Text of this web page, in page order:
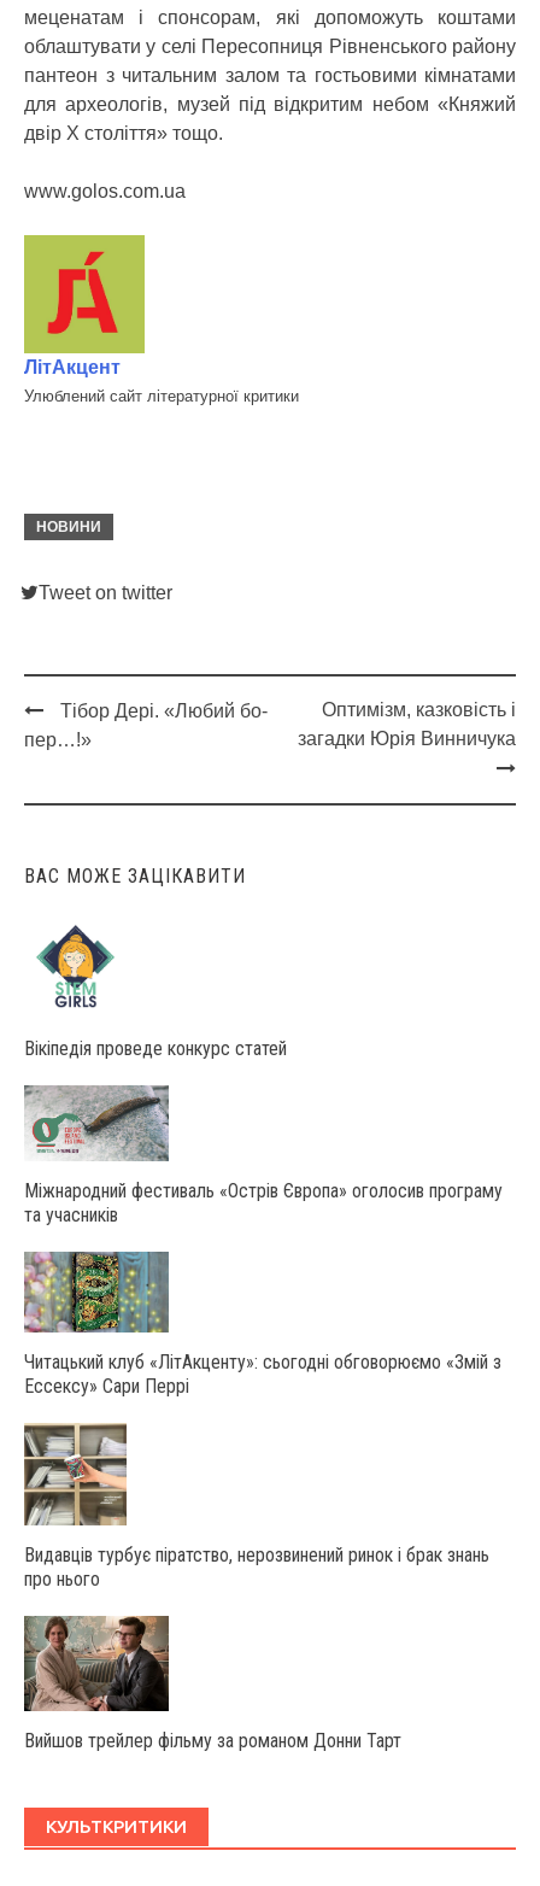
меценатам і спонсорам, які допоможуть коштами
облаштувати у селі Пересопниця Рівненського району
пантеон з читальним залом та гостьовими кімнатами
для археологів, музей під відкритим небом «Княжий
двір Х століття» тощо.
www.golos.com.ua
ЛітАкцент
Улюблений сайт літературної критики
НОВИНИ
Tweet on twitter
Post
Тібор Дері. «Любий бо-
пер…!»
Оптимізм, казковість і
загадки Юрія Винничука
ВАС МОЖЕ ЗАЦІКАВИТИ
Вікіпедія проведе конкурс статей
Міжнародний фестиваль «Острів Європа» оголосив програму
та учасників
Читацький клуб «ЛітАкценту»: сьогодні обговорюємо «Змій з
Ессексу» Сари Перрі
Видавців турбує піратство, нерозвинений ринок і брак знань
про нього
Вийшов трейлер фільму за романом Донни Тарт
КУЛЬТКРИТИКИ